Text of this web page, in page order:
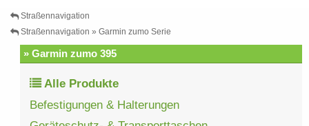
Straßennavigation
Straßennavigation » Garmin zumo Serie
» Garmin zumo 395
Alle Produkte
Befestigungen & Halterungen